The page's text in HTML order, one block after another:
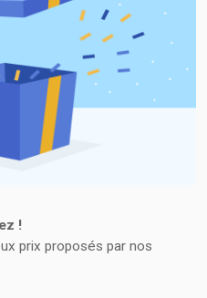
!
prix proposés par nos